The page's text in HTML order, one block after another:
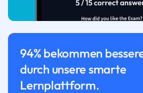
94% bekommen
durch unsere smarte
Lernplattform.